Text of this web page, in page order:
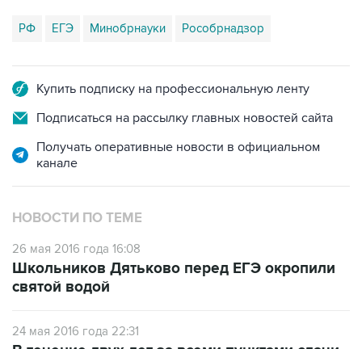
РФ ЕГЭ Минобрнауки Рособрнадзор
Купить подписку на профессиональную ленту
Подписаться на рассылку главных новостей сайта
Получать оперативные новости в официальном
канале
НОВОСТИ ПО ТЕМЕ
26 мая 2016 года 16:08
Школьников Дятьково перед ЕГЭ окропили
святой водой
24 мая 2016 года 22:31